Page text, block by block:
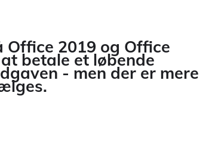
Office 2019 og Office
betale et løbende
- men der er mere